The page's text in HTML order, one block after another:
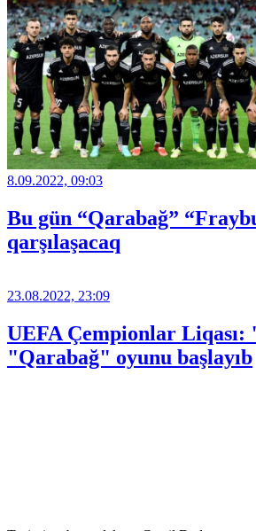
8.09.2022, 09:03
Bu gün “Qarabağ”
qarşılaşacaq
23.08.2022, 23:09
UEFA Çempionlar
"Qarabağ" oyunu başlayıb